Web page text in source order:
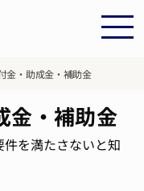
金・助成金・補助金
金・補助金
を満たさないと知